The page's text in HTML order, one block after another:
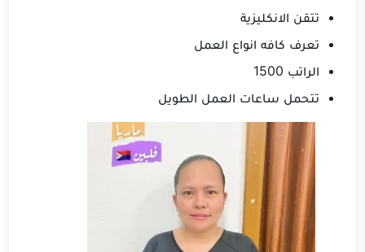
تتقن الانكليزية
تعرف كافه انواع العمل
الراتب 1500
تتحمل ساعات العمل الطويل